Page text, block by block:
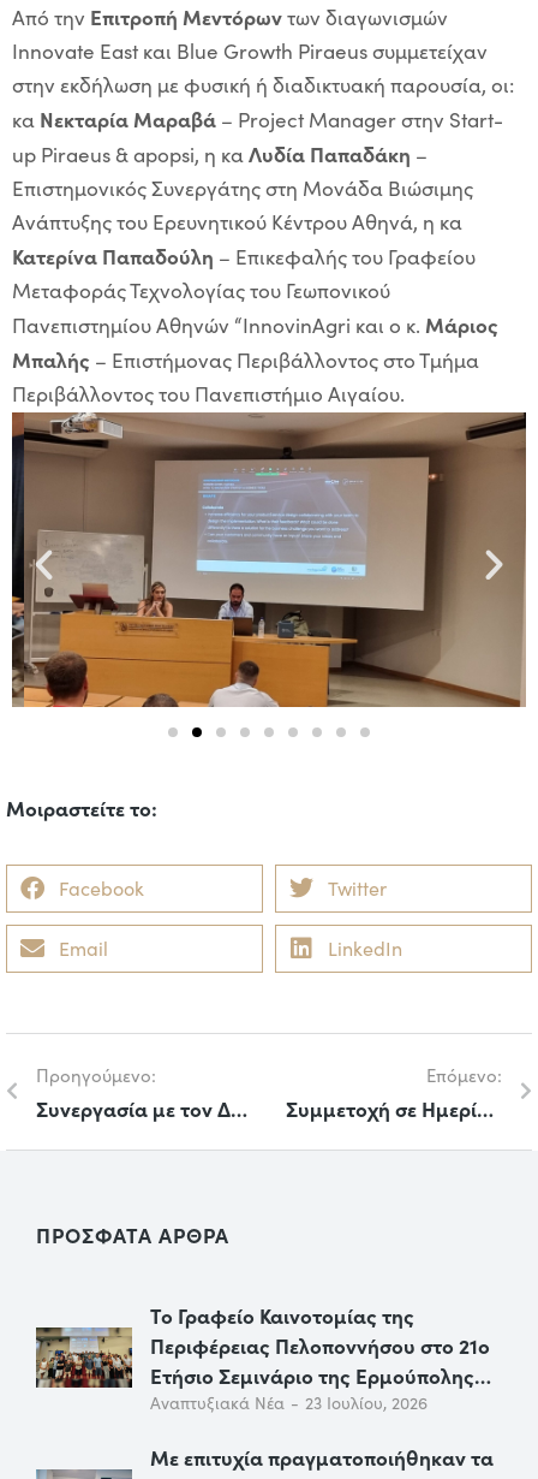
Από την Επιτροπή Μεντόρωντων διαγωνισμών
Innovate East και Blue Growth Piraeus συμμετείχαν
στην εκδήλωση με φυσική ή διαδικτυακή παρουσία, οι:
κα Νεκταρία Μαραβά – Project Manager στην Start-
up Piraeus & apopsi, η καΛυδία Παπαδάκη –
Επιστημονικός Συνεργάτης στη Μονάδα Βιώσιμης
Ανάπτυξης του Ερευνητικού Κέντρου Αθηνά, η κα
Κατερίνα Παπαδούλη – Επικεφαλής του Γραφείου
Μεταφοράς Τεχνολογίας του Γεωπονικού
Πανεπιστημίου Αθηνών “InnovinAgri και ο κ. Μάριος
Μπαλής – Επιστήμονας Περιβάλλοντος στο Τμήμα
Περιβάλλοντος του Πανεπιστήμιο Αιγαίου.
Μοιραστείτε το:
Facebook Twitter
Email LinkedIn
Προηγούμενο:
Συνεργασία με τον Δήμο Βόλου για τη σύνταξη Σχεδίων Αντιμετώπισης Εκτάκτων Αναγκών
Επόμενο:
Συμμετοχή σε Ημερίδα με θέμα «Καινοτομία, επιχειρηματικότητα και κοινωνία των πολιτών στη Βόρεια Ελλάδα»
ΠΡΟΣΦΑΤΑ ΑΡΘΡΑ
Το Γραφείο Καινοτομίας της
Περιφέρειας Πελοποννήσου στο 21ο
Ετήσιο Σεμινάριο της Ερμούπολης…
Αναπτυξιακά Νέα 23 Ιουλίου, 2026
Με επιτυχία πραγματοποιήθηκαν τα